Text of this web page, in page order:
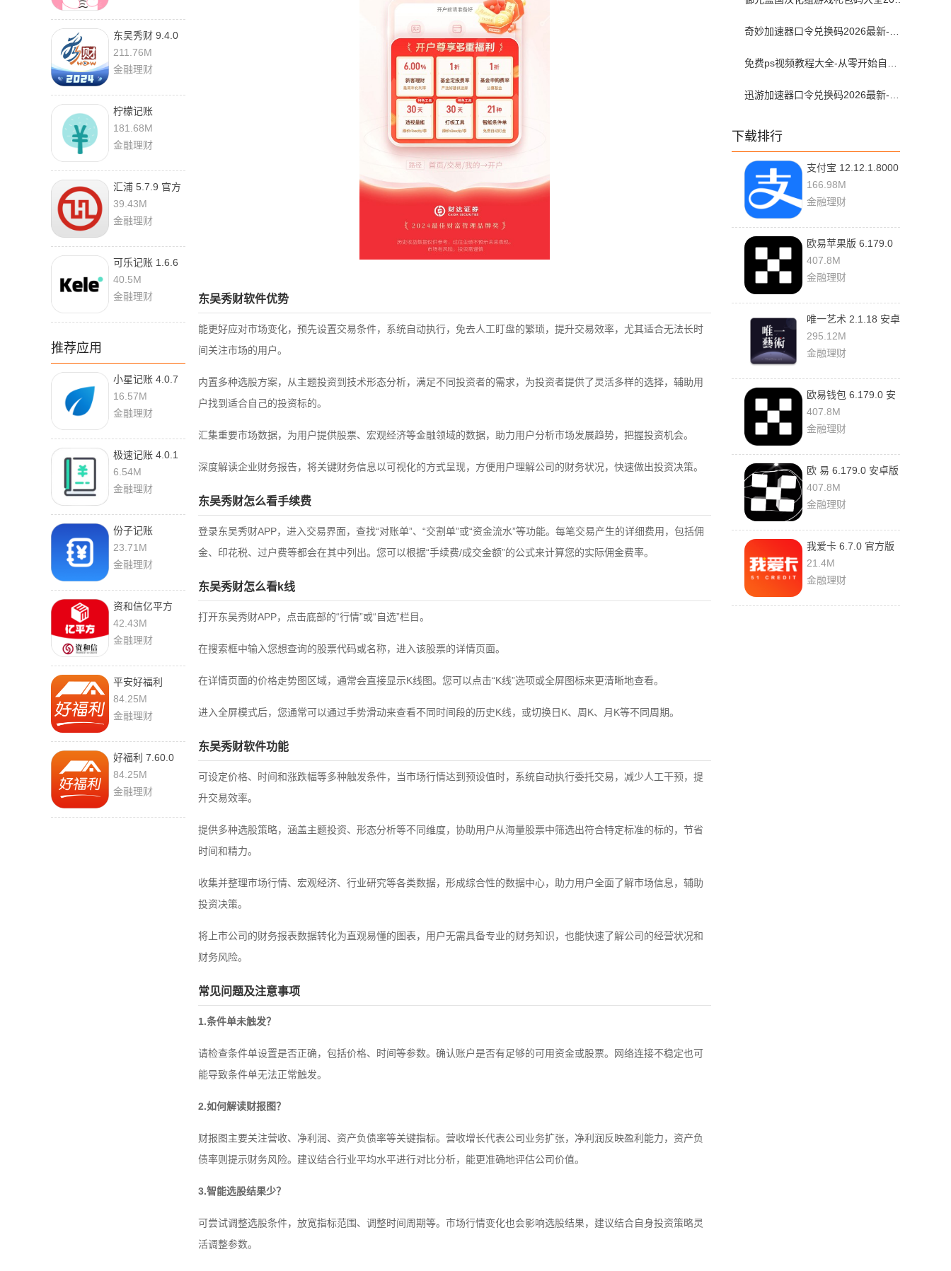
东吴秀财 9.4.0
最新版
211.76M
金融理财
柠檬记账
1.21.12 手机版
181.68M
金融理财
汇浦 5.7.9 官方
版
39.43M
金融理财
可乐记账 1.6.6
最新版
40.5M
金融理财
推荐应用
小星记账 4.0.7
最新版
16.57M
金融理财
极速记账 4.0.1
最新版
6.54M
金融理财
份子记账
6.0705.34
23.71M
金融理财
资和信亿平方
5.8.8 官方版
42.43M
金融理财
平安好福利
7.60.0 安卓版
84.25M
金融理财
好福利 7.60.0
官方版
84.25M
金融理财
东吴秀财软件优势
能更好应对市场变化，预先设置交易条件，系统自动执行，免去人工盯盘的繁琐，提升交易效率，尤其适合无法长时
间关注市场的用户。
内置多种选股方案，从主题投资到技术形态分析，满足不同投资者的需求，为投资者提供了灵活多样的选择，辅助用
户找到适合自己的投资标的。
汇集重要市场数据，为用户提供股票、宏观经济等金融领域的数据，助力用户分析市场发展趋势，把握投资机会。
深度解读企业财务报告，将关键财务信息以可视化的方式呈现，方便用户理解公司的财务状况，快速做出投资决策。
东吴秀财怎么看手续费
登录东吴秀财APP，进入交易界面，查找“对账单”、“交割单”或“资金流水”等功能。每笔交易产生的详细费用，包括佣
金、印花税、过户费等都会在其中列出。您可以根据“手续费/成交金额”的公式来计算您的实际佣金费率。
东吴秀财怎么看k线
打开东吴秀财APP，点击底部的“行情”或“自选”栏目。
在搜索框中输入您想查询的股票代码或名称，进入该股票的详情页面。
在详情页面的价格走势图区域，通常会直接显示K线图。您可以点击“K线”选项或全屏图标来更清晰地查看。
进入全屏模式后，您通常可以通过手势滑动来查看不同时间段的历史K线，或切换日K、周K、月K等不同周期。
东吴秀财软件功能
可设定价格、时间和涨跌幅等多种触发条件，当市场行情达到预设值时，系统自动执行委托交易，减少人工干预，提
升交易效率。
提供多种选股策略，涵盖主题投资、形态分析等不同维度，协助用户从海量股票中筛选出符合特定标准的标的，节省
时间和精力。
收集并整理市场行情、宏观经济、行业研究等各类数据，形成综合性的数据中心，助力用户全面了解市场信息，辅助
投资决策。
将上市公司的财务报表数据转化为直观易懂的图表，用户无需具备专业的财务知识，也能快速了解公司的经营状况和
财务风险。
常见问题及注意事项
1.条件单未触发？
请检查条件单设置是否正确，包括价格、时间等参数。确认账户是否有足够的可用资金或股票。网络连接不稳定也可
能导致条件单无法正常触发。
2.如何解读财报图？
财报图主要关注营收、净利润、资产负债率等关键指标。营收增长代表公司业务扩张，净利润反映盈利能力，资产负
债率则提示财务风险。建议结合行业平均水平进行对比分析，能更准确地评估公司价值。
3.智能选股结果少？
可尝试调整选股条件，放宽指标范围、调整时间周期等。市场行情变化也会影响选股结果，建议结合自身投资策略灵
活调整参数。
下载排行
支付宝 12.12.1.8000
安卓版
166.98M
金融理财
欧易苹果版 6.179.0
官方版
407.8M
金融理财
唯一艺术 2.1.18 安卓
版
295.12M
金融理财
欧易钱包 6.179.0 安
卓版
407.8M
金融理财
欧 易 6.179.0 安卓版
407.8M
金融理财
我爱卡 6.7.0 官方版
21.4M
金融理财